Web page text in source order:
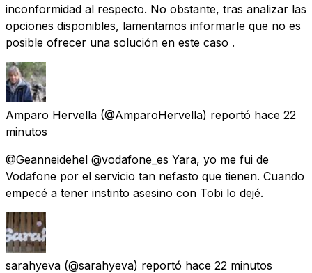
inconformidad al respecto. No obstante, tras analizar las
opciones disponibles, lamentamos informarle que no es
posible ofrecer una solución en este caso .
Amparo Hervella (@AmparoHervella) reportó hace 22
minutos
@Geanneidehel @vodafone_es Yara, yo me fui de
Vodafone por el servicio tan nefasto que tienen. Cuando
empecé a tener instinto asesino con Tobi lo dejé.
sarahyeva (@sarahyeva) reportó hace 22 minutos